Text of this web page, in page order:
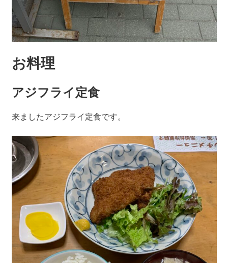
お料理
アジフライ定食
来ましたアジフライ定食です。